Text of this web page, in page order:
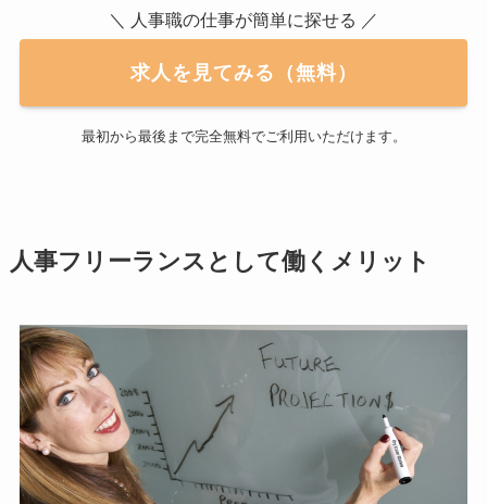
＼ 人事職の仕事が簡単に探せる ／
求人を見てみる（無料）
最初から最後まで完全無料でご利用いただけます。
人事フリーランスとして働くメリット